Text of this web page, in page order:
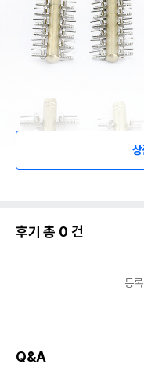
품명 및 모델명
수입자를 함께 표기
후기 총 0 건
등
Q&A